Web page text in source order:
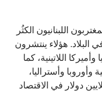
اللبنانيون الكثُر
البلاد. هؤلاء ينتشرون
اللاتينية، كما
وأستراليا،
دولار في الاقتصاد